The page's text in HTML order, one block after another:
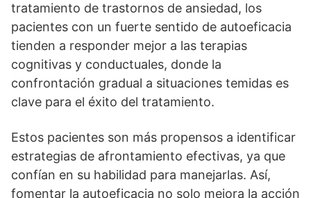
tratamiento de trastornos de ansiedad, los
pacientes con un fuerte sentido de autoeficacia
tienden a responder mejor a las terapias
cognitivas y conductuales, donde la
confrontación gradual a situaciones temidas es
clave para el éxito del tratamiento.
Estos pacientes son más propensos a identificar
estrategias de afrontamiento efectivas, ya que
confí­an en su habilidad para manejarlas. Así­,
fomentar la autoeficacia no solo mejora la acción